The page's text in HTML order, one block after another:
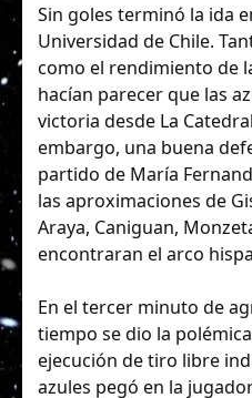
Sin goles terminó la ida
Universidad de Chile.
como el rendimiento de
hacían parecer que las
victoria desde La
embargo, una buena
partido de María
las aproximaciones de
Araya, Caniguan,
encontraran el arco
En el tercer minuto de
tiempo se dio la
ejecución de tiro libre
azules pegó en la